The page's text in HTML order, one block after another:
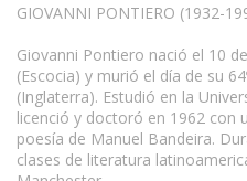
GIOVANNI PONTIERO (1932-
Giovanni Pontiero nació el 10
(Escocia) y murió el día de su
(Inglaterra). Estudió en la
licenció y doctoró en 1962 con
poesía de Manuel Bandeira.
clases de literatura